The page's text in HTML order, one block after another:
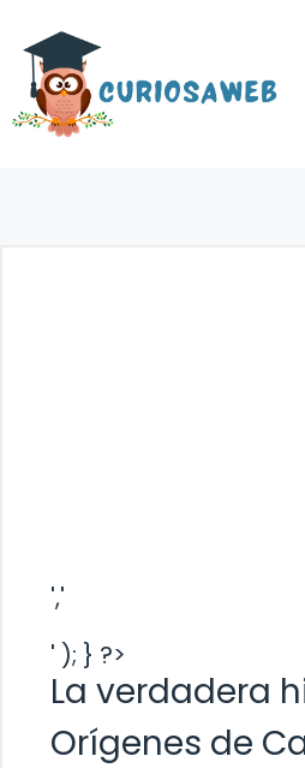
contenido
','
' ); } ?>
La verdadera
Orígenes de